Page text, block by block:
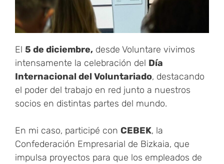
El 5 de diciembre, desde Voluntare vivimos
intensamente la celebración del Día
Internacional del Voluntariado, destacando
el poder del trabajo en red junto a nuestros
socios en distintas partes del mundo.
En mi caso, participé con CEBEK, la
Confederación Empresarial de Bizkaia, que
impulsa proyectos para que los empleados de